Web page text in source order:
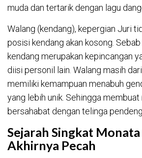
muda dan tertarik dengan lagu
Walang (kendang), kepergian Juri
posisi kendang akan kosong.
kendang merupakan kepincangan
diisi personil lain. Walang masih
memiliki kemampuan menabuh
yang lebih unik. Sehingga
bersahabat dengan telinga
Sejarah Singkat Monata
Akhirnya Pecah